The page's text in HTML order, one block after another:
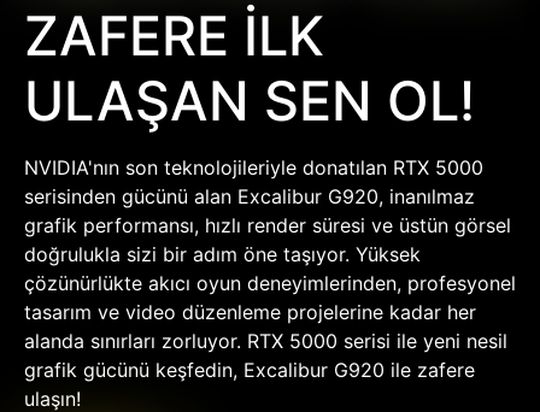
ZAFERE İLK
ULAŞAN SEN OL!
NVIDIA'nın son teknolojileriyle donatılan RTX 5000
serisinden gücünü alan Excalibur G920, inanılmaz
grafik performansı, hızlı render süresi ve üstün görsel
doğrulukla sizi bir adım öne taşıyor. Yüksek
çözünürlükte akıcı oyun deneyimlerinden, profesyonel
tasarım ve video düzenleme projelerine kadar her
alanda sınırları zorluyor. RTX 5000 serisi ile yeni nesil
grafik gücünü keşfedin, Excalibur G920 ile zafere
ulaşın!